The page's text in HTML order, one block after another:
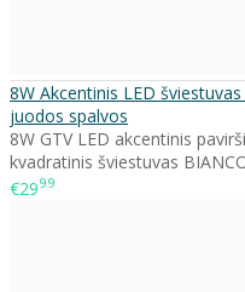
8W Akcentinis LED
juodos spalvos
8W GTV LED akcentinis
kvadratinis šviestuvas
€2999